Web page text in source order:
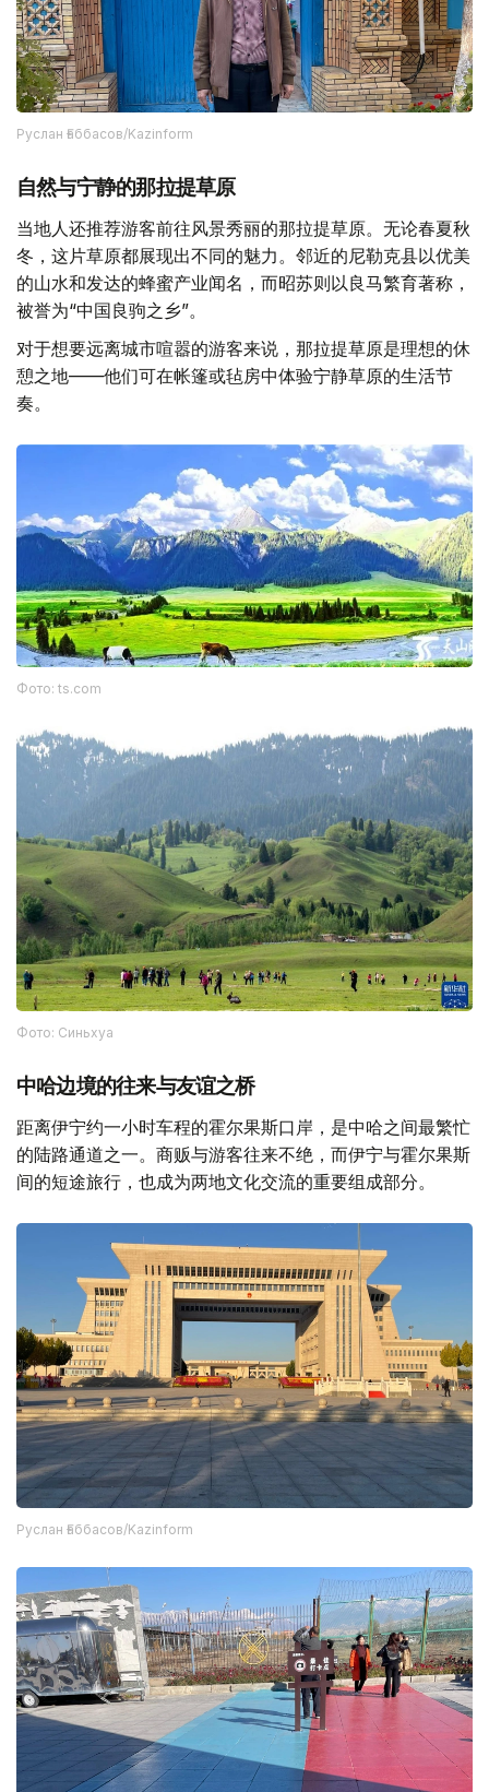
Руслан Ғаббасов/Kazinform
自然与宁静的那拉提草原
当地人还推荐游客前往风景秀丽的那拉提草原。无论春夏秋
冬，这片草原都展现出不同的魅力。邻近的尼勒克县以优美
的山水和发达的蜂蜜产业闻名，而昭苏则以良马繁育著称，
被誉为“中国良驹之乡”。
对于想要远离城市喧嚣的游客来说，那拉提草原是理想的休
憩之地——他们可在帐篷或毡房中体验宁静草原的生活节
奏。
Фото: ts.com
Фото: Синьхуа
中哈边境的往来与友谊之桥
距离伊宁约一小时车程的霍尔果斯口岸，是中哈之间最繁忙
的陆路通道之一。商贩与游客往来不绝，而伊宁与霍尔果斯
间的短途旅行，也成为两地文化交流的重要组成部分。
Руслан Ғаббасов/Kazinform